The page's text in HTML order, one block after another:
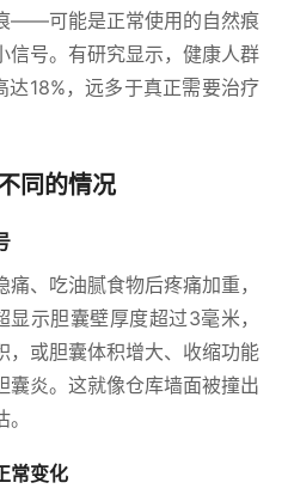
——可能是正常使用的自然痕
信号。有研究显示，健康人群
达18%，远多于真正需要治疗
同的情况
、吃油腻食物后疼痛加重，
示胆囊壁厚度超过3毫米，
，或胆囊体积增大、收缩功能
囊炎。这就像仓库墙面被撞出
常变化